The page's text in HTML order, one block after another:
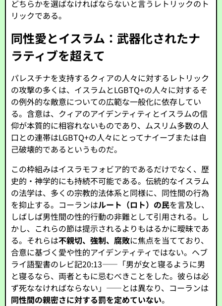
どちらかを選ばなければならないと言うレトリックのト
リックである。
同性愛とイスラム：武器化されたナ
ラティブを超えて
パレスチナを支持するクィアの人々に対するレトリック
の攻撃の多くは、イスラムとLGBTQ+の人々に対するそ
の例外的な敵意についての広範な一般化に依存してい
る。含意は、クィアのアイデンティティとイスラムの信
仰が本質的に相容れないものであり、ムスリム多数の人
口との連帯はLGBTQ+の人々にとってナイーブまたは自
己破壊的であるというものだ。
この枠組みはイスラモフォビア的であるだけでなく、歴
史的・神学的にも持続不可能である。伝統的なイスラム
の法学は、多くの宗教的法体系と同様に、同性間の行為
を抑止する。コーランはルート（ロト）の民を言及し、
しばしば男性間の性的行動の非難として引用される。し
かし、これらの節は提示されるよりもはるかに曖昧であ
る。それらは不親切、強制、腐敗に焦点を当てており、
合意に基づく愛や性的アイデンティティではない。ヘブ
ライ語聖書のレビ記20:13——「男が女と寝るように男
と寝るなら、両者ともに忌むべきことをした。彼らは必
ず死ななければならない」——とは異なり、コーランは
同性間の親密さに対する罰を定めていない。